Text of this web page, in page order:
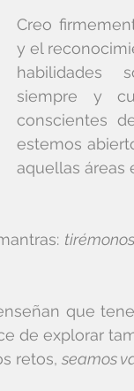
Creo
y el
habilidades
siempre y
conscientes
estemos
aquellas áreas
que
de explorar
retos, seamos